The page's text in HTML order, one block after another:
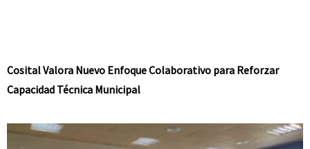
Cosital Valora Nuevo Enfoque Colaborativo para Reforzar
Capacidad Técnica Municipal